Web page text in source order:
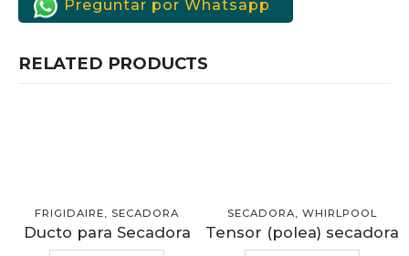
Preguntar por Whatsapp
RELATED PRODUCTS
FRIGIDAIRE, SECADORA
Ducto para Secadora
SECADORA, WHIRLPOOL
Tensor (polea) secadora